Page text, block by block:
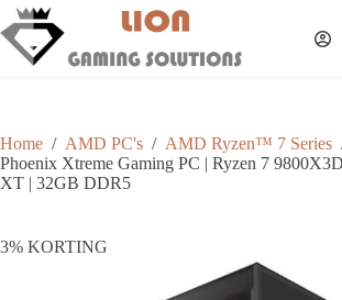
Skip
to
content
Home / AMD PC's / AMD Ryzen™ 7 Series
Phoenix Xtreme Gaming PC | Ryzen 7
XT | 32GB DDR5
3% KORTING